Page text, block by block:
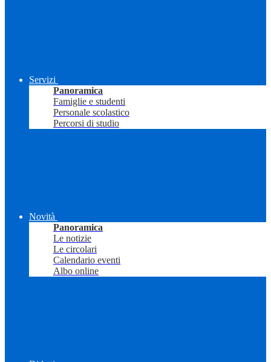
Servizi
Panoramica
Famiglie e studenti
Personale scolastico
Percorsi di studio
Novità
Panoramica
Le notizie
Le circolari
Calendario eventi
Albo online